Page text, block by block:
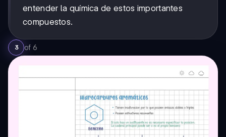
entender la química de estos importantes
compuestos.
3 of 6